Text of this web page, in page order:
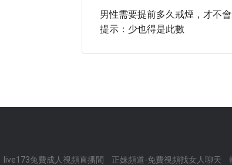
男性需要提前多久戒煙，才不
提示：少也得是此數
live173兔費成人視頻直播間 正妹頻道-免費視頻找女人聊天